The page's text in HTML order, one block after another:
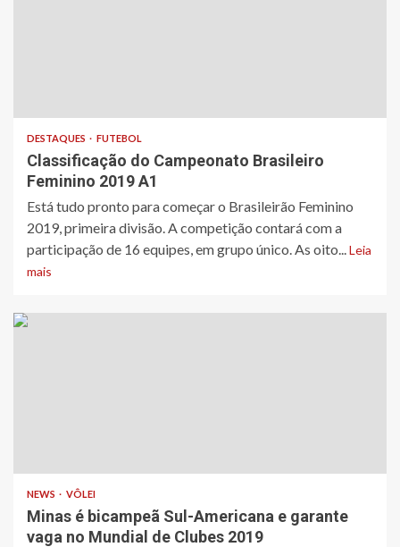
DESTAQUES FUTEBOL
Classificação do Campeonato Brasileiro
Feminino 2019 A1
​Está tudo pronto para começar o Brasileirão Feminino
2019, primeira divisão. A competição contará com a
participação de 16 equipes, em grupo único. As oito...Leia
mais
NEWS VÔLEI
Minas é bicampeã Sul-Americana e garante
vaga no Mundial de Clubes 2019